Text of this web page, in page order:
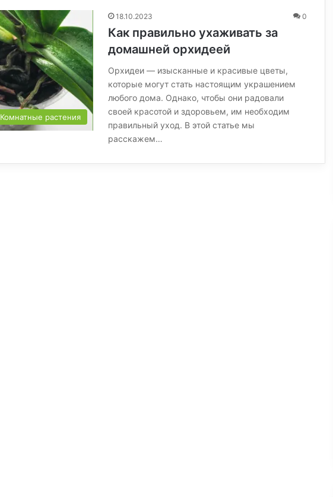
Комнатные растения
18.10.2023 0
Как правильно ухаживать за
домашней орхидеей
Орхидеи — изысканные и красивые цветы,
которые могут стать настоящим украшением
любого дома. Однако, чтобы они радовали
своей красотой и здоровьем, им необходим
правильный уход. В этой статье мы
расскажем…